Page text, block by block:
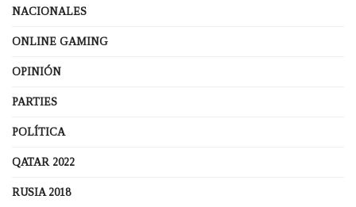
NACIONALES
ONLINE GAMING
OPINIÓN
PARTIES
POLÍTICA
QATAR 2022
RUSIA 2018